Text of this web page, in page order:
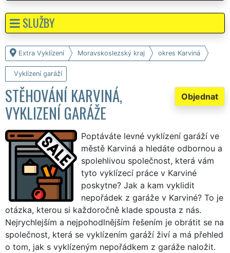
Extra Vyklízení Moravskoslezský kraj okres Karviná
Vyklízení garáží
Objednat
STĚHOVÁNÍ KARVINÁ,
VYKLIZENÍ GARÁŽE
Poptáváte levné vyklízení garáží ve
městě Karviná a hledáte odbornou a
spolehlivou společnost, která vám
tyto vyklízecí práce v Karviné
poskytne? Jak a kam vyklidit
nepořádek z garáže v Karviné? To je
otázka, kterou si každoročně klade spousta z nás.
Nejrychlejším a nejpohodlnějším řešením je obrátit se na
společnost, která se vyklízením garáží živí a má přehled
o tom, jak s vyklízeným nepořádkem z garáže naložit.
SLUŽBY